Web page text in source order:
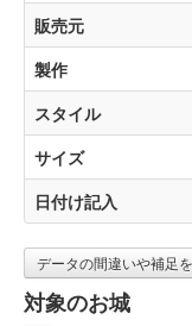
販売元
製作
スタイル
サイズ
日付け記入
データの間違いや補足
対象のお城